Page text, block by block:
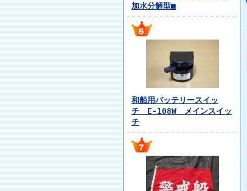
加水分解型■
和船用バッテリースイッ
チ E-108W メインスイッ
チ